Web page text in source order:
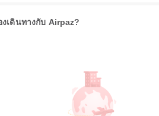
เดินทางกับ Airpaz?